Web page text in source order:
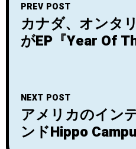
PREV POST
カナダ、オンタ
がEP『Year Of
NEXT POST
アメリカのイン
ンドHippo